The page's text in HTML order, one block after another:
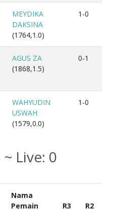
MEYDIKA
DAKSINA
(1764,1.0)
1-0
AGUS ZA
(1868,1.5)
0-1
WAHYUDIN
USWAH
(1579,0.0)
1-0
Live: 0
Nama
Pemain
R3 R2